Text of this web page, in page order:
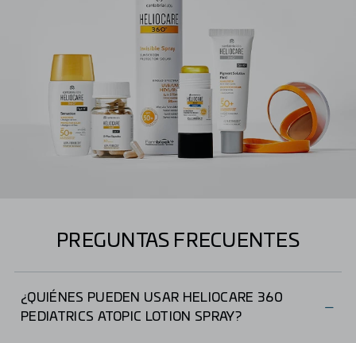
PREGUNTAS FRECUENTES
¿QUIÉNES PUEDEN USAR HELIOCARE 360
PEDIATRICS ATOPIC LOTION SPRAY?